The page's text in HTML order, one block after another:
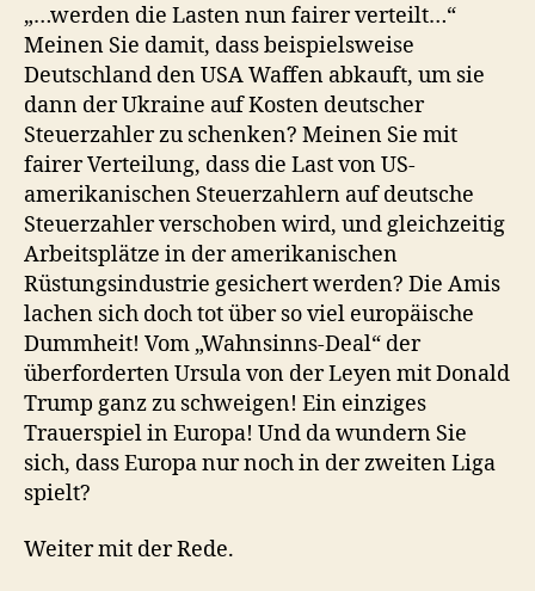
„…werden die Lasten nun fairer verteilt…“
Meinen Sie damit, dass beispielsweise
Deutschland den USA Waffen abkauft, um sie
dann der Ukraine auf Kosten deutscher
Steuerzahler zu schenken? Meinen Sie mit
fairer Verteilung, dass die Last von US-
amerikanischen Steuerzahlern auf deutsche
Steuerzahler verschoben wird, und gleichzeitig
Arbeitsplätze in der amerikanischen
Rüstungsindustrie gesichert werden? Die Amis
lachen sich doch tot über so viel europäische
Dummheit! Vom „Wahnsinns-Deal“ der
überforderten Ursula von der Leyen mit Donald
Trump ganz zu schweigen! Ein einziges
Trauerspiel in Europa! Und da wundern Sie
sich, dass Europa nur noch in der zweiten Liga
spielt?
Weiter mit der Rede.